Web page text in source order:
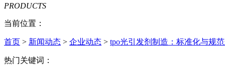
PRODUCTS
当前位置：
首页 > 新闻动态 > 企业动态 > tpo光引发剂制造：标准化与规
热门关键词：